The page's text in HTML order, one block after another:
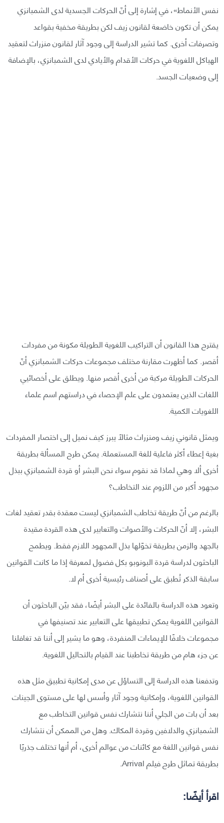
نفس الأنماط»، في إشارة إلى أنّ الحركات الجسدية لدى الشمبانزي
يمكن أن تكون خاضعة لقانون زيف لكن بطريقة مخفية بقواعد
وتصرفات أخرى. كما تشير الدراسة إلى وجود آثار لقانون منزراث لتعقيد
الهياكل اللغوية في حركات الأقدام والأيادي لدى الشمبانزي، بالإضافة
إلى وضعيات الجسد.
يقترح هذا القانون أن التراكيب اللغوية الطويلة مكونة من مفردات
أقصر. كما أظهرت مقارنة مختلف مجموعات حركات الشمبانزي أنّ
الحركات الطويلة مركبة من أخرى أقصر منها. ويطلق على أخصائيي
اللغات الذين يعتمدون على علم الإحصاء في دراستهم اسم علماء
اللغويات الكمية.
ويمثل قانوني زيف ومنزراث مثالًا يبرز كيف نميل إلى اختصار المفردات
بغية إعطاء أكثر فاعلية للغة المستعملة. يمكن طرح المسألة بطريقة
أخرى ألا وهي لماذا قد نقوم سواء نحن البشر أو قردة الشمبانزي ببذل
مجهود أكبر من اللزوم عند التخاطب؟
بالرغم من أنّ طريقة تخاطب الشمبانزي ليست معقدة بقدر تعقيد لغات
البشر، إلا أنّ الحركات والأصوات والتعابير لدى هذه القردة مقيدة
بالجهد والزمن بطريقة تخوّلها بذل المجهود اللازم فقط. ويطمح
الباحثون لدراسة قردة البونوبو بكل فضول لمعرفة إذا ما كانت القوانين
سابقة الذكر تُطبق على أصناف رئيسية أخرى أم لا.
وتعود هذه الدراسة بالفائدة على البشر أيضًا، فقد بيّن الباحثون أن
القوانين اللغوية يمكن تطبيقها على التعابير عند تصنيفها في
مجموعات خلافًا للإيماءات المنفردة، وهو ما يشير إلى أننا قد تغافلنا
عن جزء هام من طريقة تخاطبنا عند القيام بالتحاليل اللغوية.
وتدفعنا هذه الدراسة إلى التساؤل عن مدى إمكانية تطبيق مثل هذه
القوانين اللغوية، وإمكانية وجود آثار وأسس لها على مستوى الجينات
بعد أن بات من الجلي أننا نتشارك نفس قوانين التخاطب مع
الشمبانزي والدلافين وقردة المكاك. وهل من الممكن أن نتشارك
نفس قوانين اللغة مع كائنات من عوالم أخرى، أم أنها تختلف جذريًا
بطريقة تماثل طرح فيلم Arrival.
اقرأ أيضًا: